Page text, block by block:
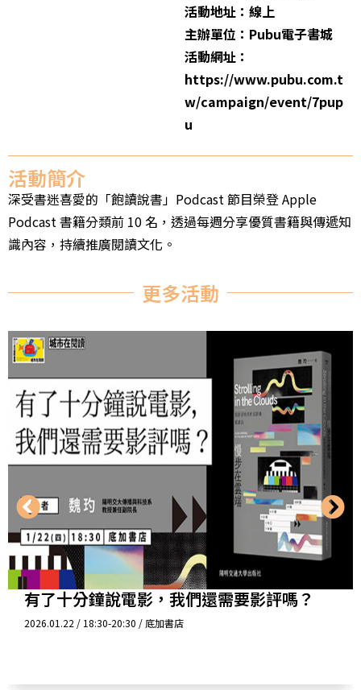
活動地址：線上
主辦單位：Pubu電子書城
活動網址：
https://www.pubu.com.t
w/campaign/event/7pup
u
活動簡介
深受書迷喜愛的「飽讀說書」Podcast 節目榮登 Apple
Podcast 書籍分類前 10 名，透過每週分享優質書籍與傳遞知
識內容，持續推廣閱讀文化。
更多活動
有了十分鐘說電影，我們還需要影評嗎？
2026.01.22 / 18:30-20:30 / 底加書店